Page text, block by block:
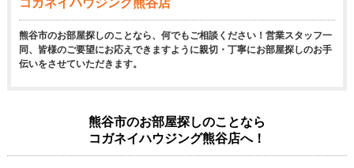
コガネイハウジング熊谷店
熊谷市のお部屋探しのことなら、何でもご相談ください！営業スタッフ一
同、皆様のご要望にお応えできますように親切・丁寧にお部屋探しのお手
伝いをさせていただきます。
熊谷市のお部屋探しのことなら
コガネイハウジング熊谷店へ！